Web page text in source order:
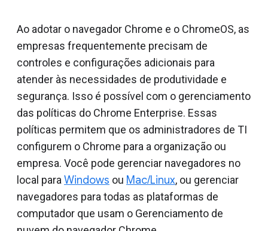
Incluir políticas suspensas
Ao adotar o navegador Chrome e o ChromeOS, as
empresas frequentemente precisam de
controles e configurações adicionais para
atender às necessidades de produtividade e
segurança. Isso é possível com o gerenciamento
das políticas do Chrome Enterprise. Essas
políticas permitem que os administradores de TI
configurem o Chrome para a organização ou
empresa. Você pode gerenciar navegadores no
local para Windows ou Mac/Linux, ou gerenciar
navegadores para todas as plataformas de
computador que usam o Gerenciamento de